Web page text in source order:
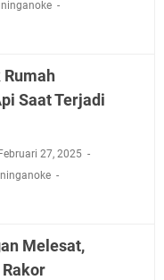
Saat Terjadi
Februari 27, 2025
Melesat,